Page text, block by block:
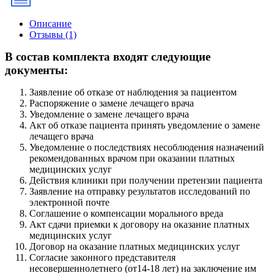
Описание
Отзывы (1)
В состав комплекта входят следующие
документы:
Заявление об отказе от наблюдения за пациентом
Распоряжение о замене лечащего врача
Уведомление о замене лечащего врача
Акт об отказе пациента принять уведомление о замене
лечащего врача
Уведомление о последствиях несоблюдения назначений
рекомендованных врачом при оказании платных
медицинских услуг
Действия клиники при получении претензии пациента
Заявление на отправку результатов исследований по
электронной почте
Соглашение о компенсации морального вреда
Акт сдачи приемки к договору на оказание платных
медицинских услуг
Договор на оказание платных медицинских услуг
Согласие законного представителя
несовершеннолетнего (от14-18 лет) на заключение им